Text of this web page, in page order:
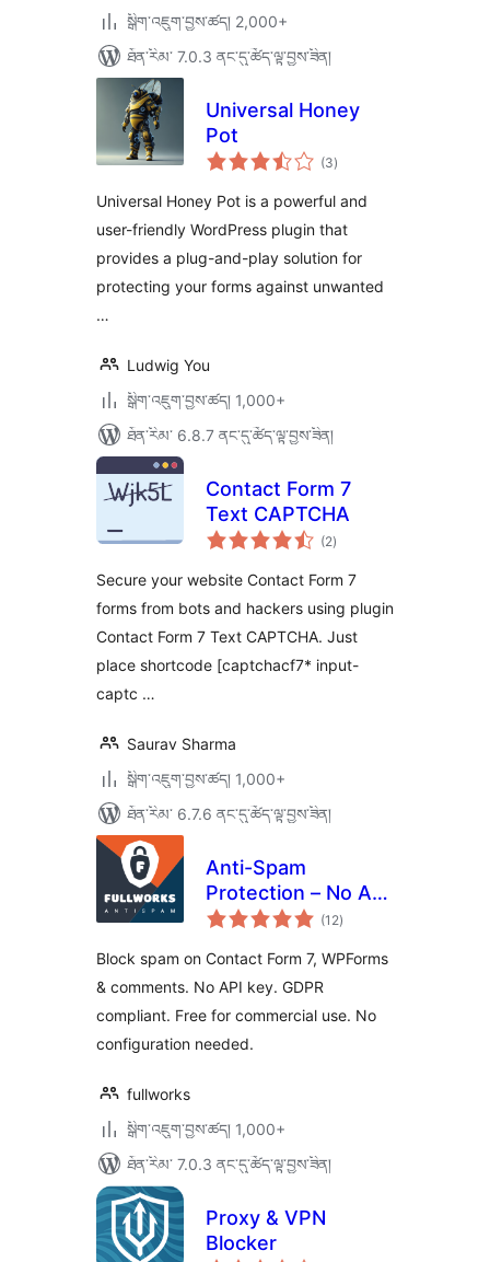
སྒྲིག་འཇུག་བྱས་ཚད། 2,000+
ཐོན་རིམ་ 7.0.3 ནང་དུ་ཚོད་ལྟ་བྱས་ཟིན།
Universal Honey
Pot
(3གདེང་
འཇོག་
ཚང་།
)
Universal Honey Pot is a powerful and
user-friendly WordPress plugin that
provides a plug-and-play solution for
protecting your forms against unwanted
…
Ludwig You
སྒྲིག་འཇུག་བྱས་ཚད། 1,000+
ཐོན་རིམ་ 6.8.7 ནང་དུ་ཚོད་ལྟ་བྱས་ཟིན།
Contact Form 7
Text CAPTCHA
(2གདེང་
འཇོག་
ཚང་།
)
Secure your website Contact Form 7
forms from bots and hackers using plugin
Contact Form 7 Text CAPTCHA. Just
place shortcode [captchacf7* input-
captc …
Saurav Sharma
སྒྲིག་འཇུག་བྱས་ཚད། 1,000+
ཐོན་རིམ་ 6.7.6 ནང་དུ་ཚོད་ལྟ་བྱས་ཟིན།
Anti-Spam
Protection – No API
Key, GDPR Friendly
(12གདེང་
འཇོག་
ཚང་།
)
Block spam on Contact Form 7, WPForms
& comments. No API key. GDPR
compliant. Free for commercial use. No
configuration needed.
fullworks
སྒྲིག་འཇུག་བྱས་ཚད། 1,000+
ཐོན་རིམ་ 7.0.3 ནང་དུ་ཚོད་ལྟ་བྱས་ཟིན།
Proxy & VPN
Blocker